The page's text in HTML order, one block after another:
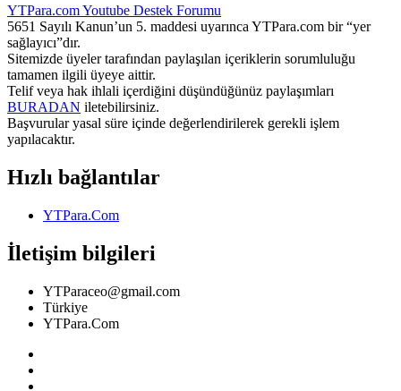
YTPara.comYoutube Destek Forumu
5651 Sayılı Kanun’un 5. maddesi uyarınca YTPara.com bir “yer
sağlayıcı”dır.
Sitemizde üyeler tarafından paylaşılan içeriklerin sorumluluğu
tamamen ilgili üyeye aittir.
Telif veya hak ihlali içerdiğini düşündüğünüz paylaşımları
BURADAN iletebilirsiniz.
Başvurular yasal süre içinde değerlendirilerek gerekli işlem
yapılacaktır.
Hızlı bağlantılar
YTPara.Com
İletişim bilgileri
YTParaceo@gmail.com
Türkiye
YTPara.Com